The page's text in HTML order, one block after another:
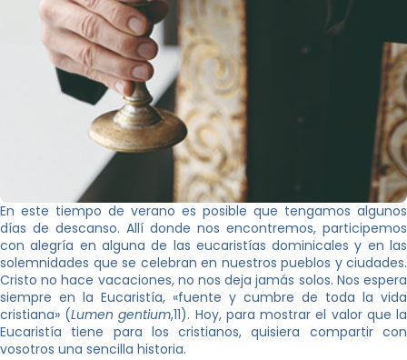
En este tiempo de verano es posible que tengamos algunos
días de descanso. Allí donde nos encontremos, participemos
con alegría en alguna de las eucaristías dominicales y en las
solemnidades que se celebran en nuestros pueblos y ciudades.
Cristo no hace vacaciones, no nos deja jamás solos. Nos espera
siempre en la Eucaristía, «fuente y cumbre de toda la vida
cristiana» (Lumen gentium,11). Hoy, para mostrar el valor que la
Eucaristía tiene para los cristianos, quisiera compartir con
vosotros una sencilla historia.